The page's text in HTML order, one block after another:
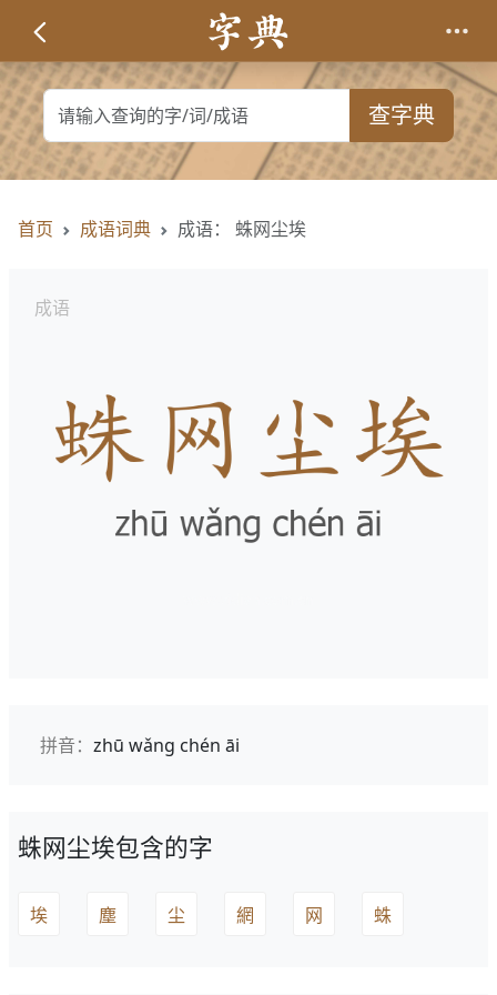
查字典
首页 成语词典 成语： 蛛网尘埃
成语
拼音： zhū wǎng chén āi
蛛网尘埃包含的字
埃 塵 尘 網 网 蛛